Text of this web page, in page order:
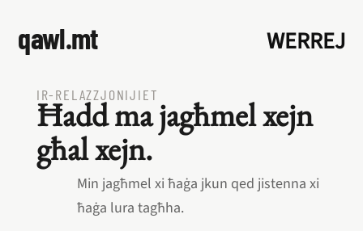
qawl.mt WERREJ
IR‑RELAZZJONIJIET
Ħadd ma jagħmel xejn
għal xejn.
Min jagħmel xi ħaġa jkun qed jistenna xi
ħaġa lura tagħha.